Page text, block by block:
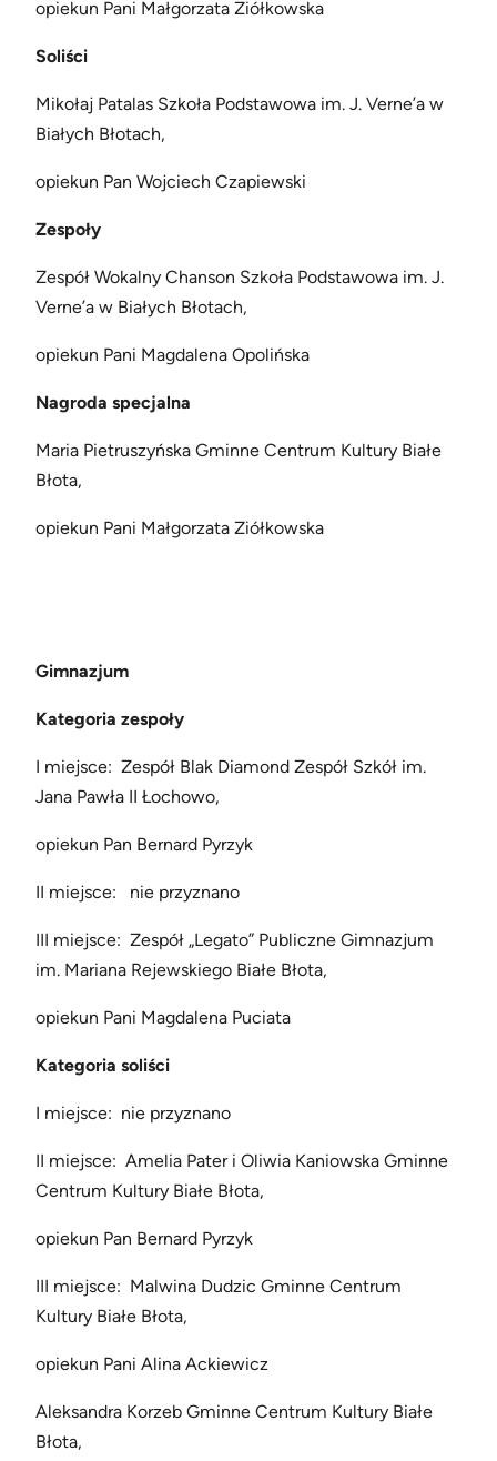
opiekun Pani Małgorzata Ziółkowska
Soliści
Mikołaj Patalas Szkoła Podstawowa im. J. Verne’a w
Białych Błotach,
opiekun Pan Wojciech Czapiewski
Zespoły
Zespół Wokalny Chanson Szkoła Podstawowa im. J.
Verne’a w Białych Błotach,
opiekun Pani Magdalena Opolińska
Nagroda specjalna
Maria Pietruszyńska Gminne Centrum Kultury Białe
Błota,
opiekun Pani Małgorzata Ziółkowska
Gimnazjum
Kategoria zespoły
I miejsce: Zespół Blak Diamond Zespół Szkół im.
Jana Pawła II Łochowo,
opiekun Pan Bernard Pyrzyk
II miejsce: nie przyznano
III miejsce: Zespół „Legato” Publiczne Gimnazjum
im. Mariana Rejewskiego Białe Błota,
opiekun Pani Magdalena Puciata
Kategoria soliści
I miejsce: nie przyznano
II miejsce: Amelia Pater i Oliwia Kaniowska Gminne
Centrum Kultury Białe Błota,
opiekun Pan Bernard Pyrzyk
III miejsce: Malwina Dudzic Gminne Centrum
Kultury Białe Błota,
opiekun Pani Alina Ackiewicz
Aleksandra Korzeb Gminne Centrum Kultury Białe
Błota,